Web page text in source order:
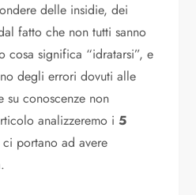
delle insidie, dei
fatto che non tutti sanno
cosa significa “idratarsi”, e
degli errori dovuti alle
su conoscenze non
analizzeremo i5
portano ad avere